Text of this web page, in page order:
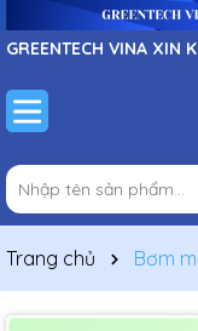
GREENTECH VINA XIN
Trang chủ Bơm